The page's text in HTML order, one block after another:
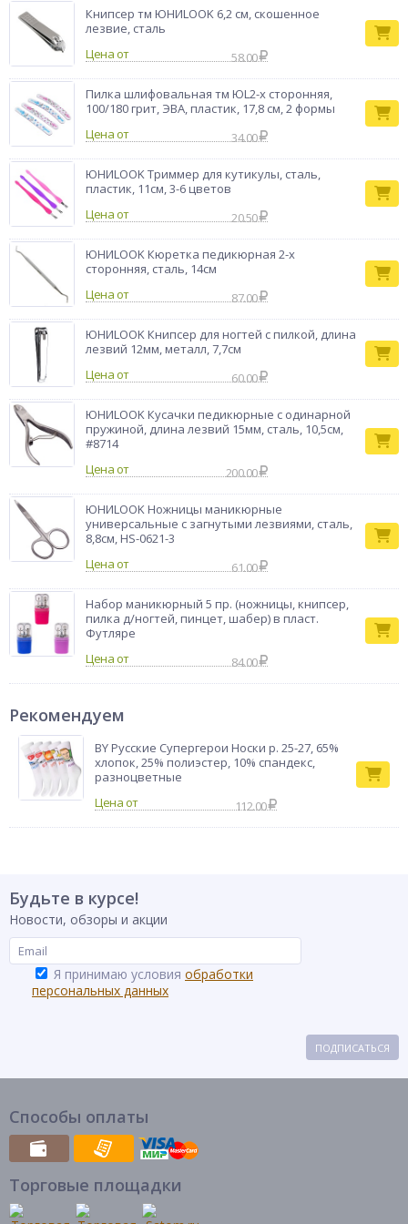
Книпсер тм ЮНИLOOK 6,2 см, скошенное
лезвие, сталь
Цена от
58.00
Пилка шлифовальная тм ЮL2-х сторонняя,
100/180 грит, ЭВА, пластик, 17,8 см, 2 формы
Цена от
34.00
ЮНИLOOK Триммер для кутикулы, сталь,
пластик, 11см, 3-6 цветов
Цена от
20.50
ЮНИLOOK Кюретка педикюрная 2-х
сторонняя, сталь, 14см
Цена от
87.00
ЮНИLOOK Книпсер для ногтей с пилкой, длина
лезвий 12мм, металл, 7,7см
Цена от
60.00
ЮНИLOOK Кусачки педикюрные с одинарной
пружиной, длина лезвий 15мм, сталь, 10,5см,
#8714
Цена от
200.00
ЮНИLOOK Ножницы маникюрные
универсальные с загнутыми лезвиями, сталь,
8,8см, HS-0621-3
Цена от
61.00
Набор маникюрный 5 пр. (ножницы, книпсер,
пилка д/ногтей, пинцет, шабер) в пласт.
Футляре
Цена от
84.00
Рекомендуем
BY Русские Супергерои Носки р. 25-27, 65%
хлопок, 25% полиэстер, 10% спандекс,
разноцветные
112.00
Будьте в курсе!
Новости, обзоры и акции
Я принимаю условия обработки
персональных данных
ПОДПИСАТЬСЯ
Способы оплаты
Торговые площадки